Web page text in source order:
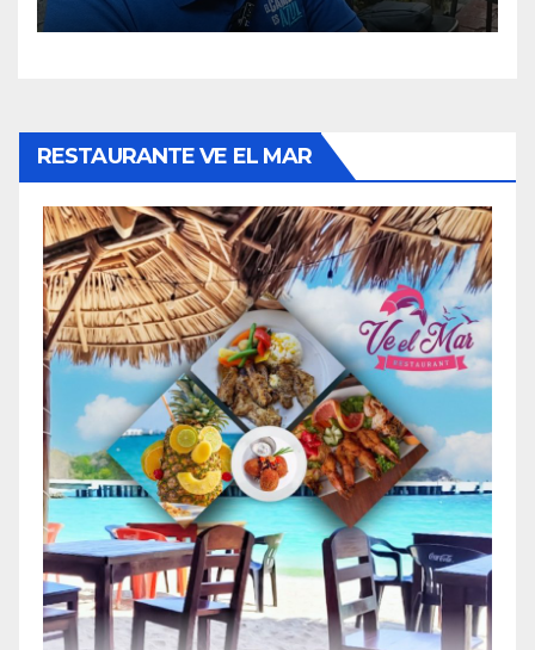
municipales.
RESTAURANTE VE EL MAR